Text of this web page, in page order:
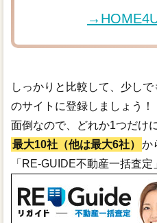
しっかりと比較して、少し
のサイトに登録しましょう！
面倒なので、どれか1つだけ
最大10社（他は最大6社）
か
「RE-GUIDE不動産一括査定